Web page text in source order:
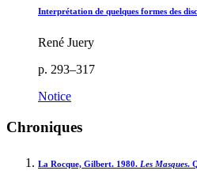
Interprétation de quelques formes des
René Juery
p. 293–317
Notice
Chroniques
La Rocque, Gilbert. 1980. Les Masques.